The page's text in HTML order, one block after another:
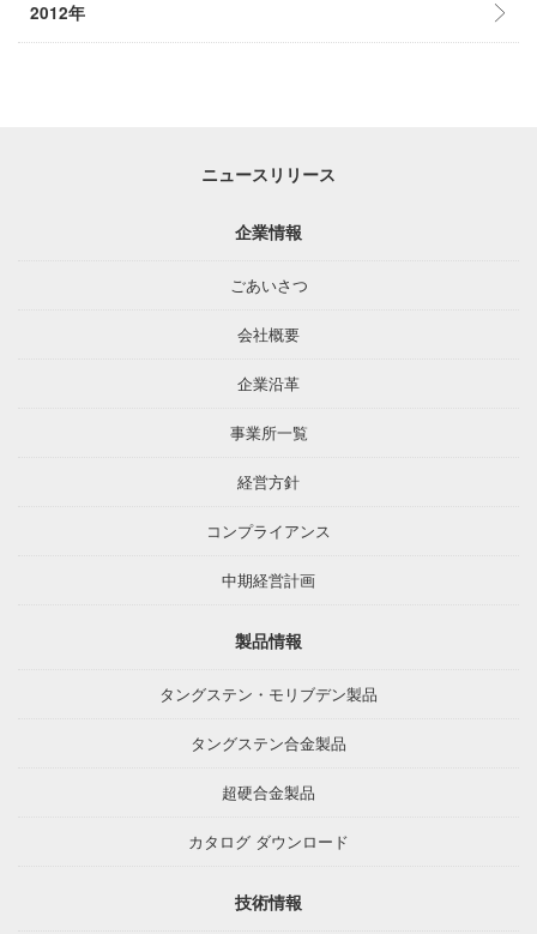
2012年
ニュースリリース
企業情報
ごあいさつ
会社概要
企業沿革
事業所一覧
経営方針
コンプライアンス
中期経営計画
製品情報
タングステン・モリブデン製品
タングステン合金製品
超硬合金製品
カタログ ダウンロード
技術情報